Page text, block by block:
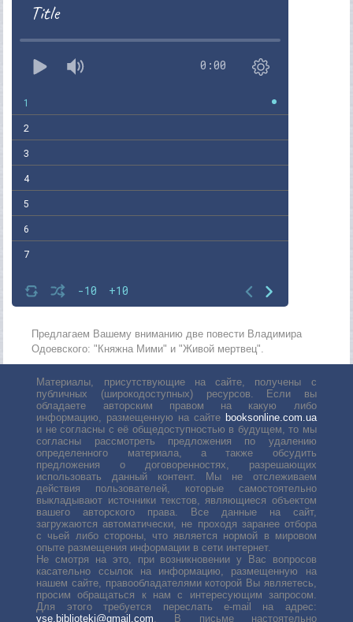
Title
0:00
-10 +10
1
2
3
4
5
6
7
Предлагаем Вашему вниманию две повести Владимира
Одоевского: "Княжна Мими" и "Живой мертвец".
Материалы, присутствующие на сайте, получены с
публичных (широкодоступных) ресурсов. Если вы
обладаете авторским правом на какую либо
информацию, размещенную на сайте booksonline.com.ua
и не согласны с её общедоступностью в будущем, то мы
согласны рассмотреть предложения по удалению
определенного материала, а также обсудить
предложения о договоренностях, разрешающих
использовать данный контент. Мы не отслеживаем
действия пользователей, которые самостоятельно
выкладывают источники текстов, являющиеся объектом
вашего авторского права. Все данные на сайт,
загружаются автоматически, не проходя заранее отбора
с чьей либо стороны, что является нормой в мировом
опыте размещения информации в сети интернет.
Не смотря на это, при возникновении у Вас вопросов
касательно ссылок на информацию, размещенную на
нашем сайте, правообладателями которой Вы являетесь,
просим обращаться к нам с интересующим запросом.
Для этого требуется переслать е-mail на адрес:
vse.biblioteki@gmail.com. В письме настоятельно